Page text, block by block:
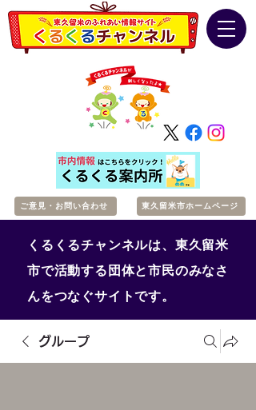
ご意見・お問い合わせ 東久留米市ホームページ
くるくるチャンネルは、東久留米
市で活動する団体と市民のみなさ
んをつなぐサイトです。
グループ